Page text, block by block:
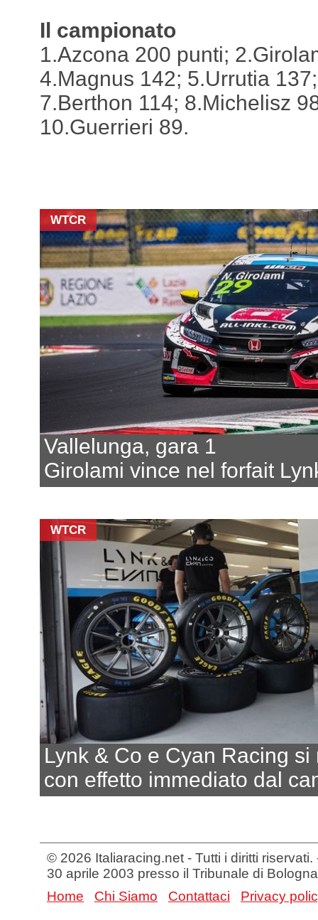
Il campionato
1.Azcona 200 punti;
4.Magnus 142; 5.Urrutia
7.Berthon 114; 8.Michelisz
10.Guerrieri 89.
WTCR
Vallelunga, gara 1
Girolami vince nel forfait
WTCR
Lynk & Co e Cyan Racing si
con effetto immediato dal
© 2026 Italiaracing.net - Tutti i diritti
30 aprile 2003 presso il Tribunale di Bologna
Home
Chi Siamo Contattaci Privacy